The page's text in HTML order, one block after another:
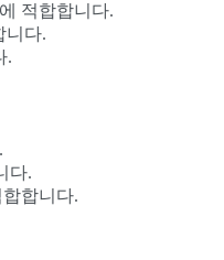
적합합니다.
니다.
.
다.
합니다.